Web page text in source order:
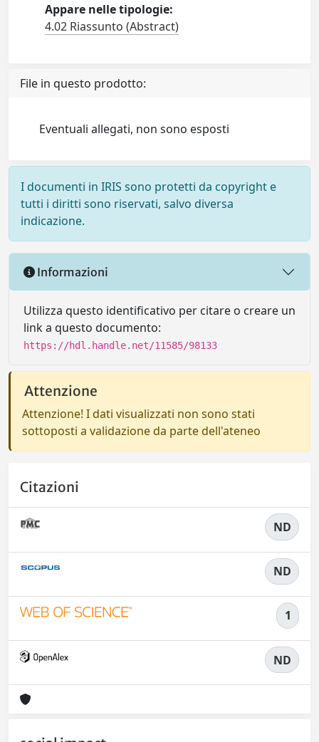
Appare nelle tipologie:
4.02 Riassunto (Abstract)
File in questo prodotto:
Eventuali allegati, non sono esposti
I documenti in IRIS sono protetti da copyright e
tutti i diritti sono riservati, salvo diversa
indicazione.
Informazioni
Utilizza questo identificativo per citare o creare un
link a questo documento:
https://hdl.handle.net/11585/98133
Attenzione
Attenzione! I dati visualizzati non sono stati
sottoposti a validazione da parte dell'ateneo
Citazioni
ND
ND
1
ND